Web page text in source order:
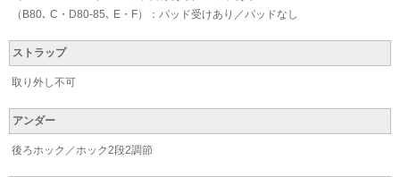
（B80､ C・D80-85､ E・F）：パッド受けあり／パッドなし
ストラップ
取り外し不可
アンダー
後ろホック／ホック2段2調節